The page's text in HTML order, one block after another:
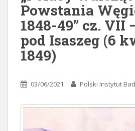
Powstania
1848-49” cz. VII
pod Isaszeg (6
1849)
03/06/2021 Polski Instytut